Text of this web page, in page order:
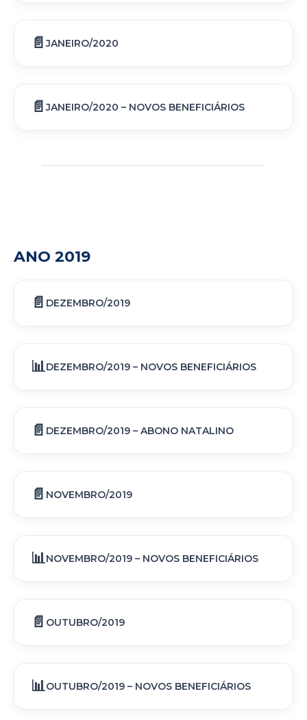
JANEIRO/2020
JANEIRO/2020 – NOVOS BENEFICIÁRIOS
ANO 2019
DEZEMBRO/2019
DEZEMBRO/2019 – NOVOS BENEFICIÁRIOS
DEZEMBRO/2019 – ABONO NATALINO
NOVEMBRO/2019
NOVEMBRO/2019 – NOVOS BENEFICIÁRIOS
OUTUBRO/2019
OUTUBRO/2019 – NOVOS BENEFICIÁRIOS